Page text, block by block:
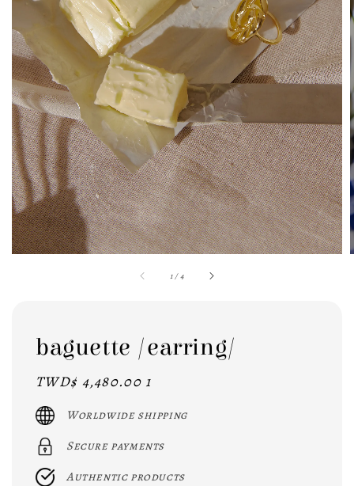
1 /4
baguette /earring/
Regular
price
TWD$ 4,480.00 1
Worldwide shipping
Secure payments
Authentic products